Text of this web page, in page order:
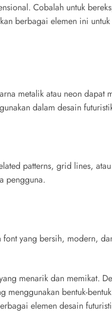
Cobalah untuk
berbagai elemen ini
metalik atau neon
dalam desain
patterns, grid lines,
pengguna.
yang bersih, modern,
menarik dan memikat.
bentuk-
elemen desain